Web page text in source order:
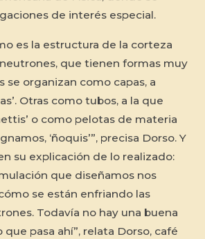
de interés especial.
es la estructura de la corteza
que tienen formas muy
se organizan como capas, a
Otras como tubos, a la que
o como pelotas de materia
‘ñoquis’”, precisa Dorso. Y
su explicación de lo realizado:
que diseñamos nos
se están enfriando las
Todavía no hay una buena
pasa ahí”, relata Dorso, café